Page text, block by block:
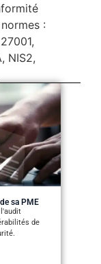
:
NIS2,
sa PME
de